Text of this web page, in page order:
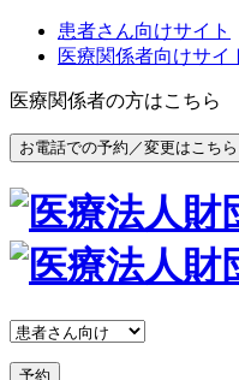
患者さん向けサイト
医療関係者向けサイ
医療関係者の方はこちら
お電話での予約／変更はこちら
予約